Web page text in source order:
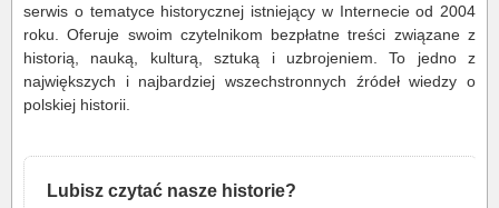
serwis o tematyce historycznej istniejący w Internecie od 2004
roku. Oferuje swoim czytelnikom bezpłatne treści związane z
historią, nauką, kulturą, sztuką i uzbrojeniem. To jedno z
największych i najbardziej wszechstronnych źródeł wiedzy o
polskiej historii.
Lubisz czytać nasze historie?